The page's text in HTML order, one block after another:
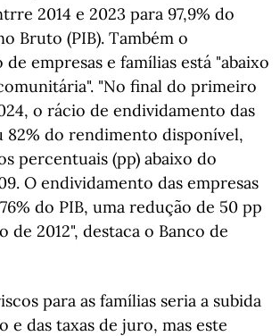
2014 e 2023 para 97,9% do
Bruto (PIB). Também o
empresas e famílias está "abaixo
"No final do primeiro
o rácio de endividamento das
82% do rendimento disponível,
percentuais (pp) abaixo do
O endividamento das empresas
do PIB, uma redução de 50 pp
de 2012", destaca o Banco de
para as famílias seria a subida
e das taxas de juro, mas este